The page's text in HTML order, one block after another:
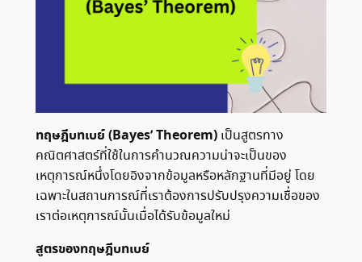
ทฤษฎีบทเบย์ (Bayes’ Theorem)เป็นสูตรทาง
คณิตศาสตร์ที่ใช้ในการคำนวณความน่าจะเป็นของ
เหตุการณ์หนึ่งโดยอิงจากข้อมูลหรือหลักฐานที่มีอยู่ โดย
เฉพาะในสถานการณ์ที่เราต้องการปรับปรุงความเชื่อของ
เราต่อเหตุการณ์นั้นเมื่อได้รับข้อมูลใหม่
สูตรของทฤษฎีบทเบย์